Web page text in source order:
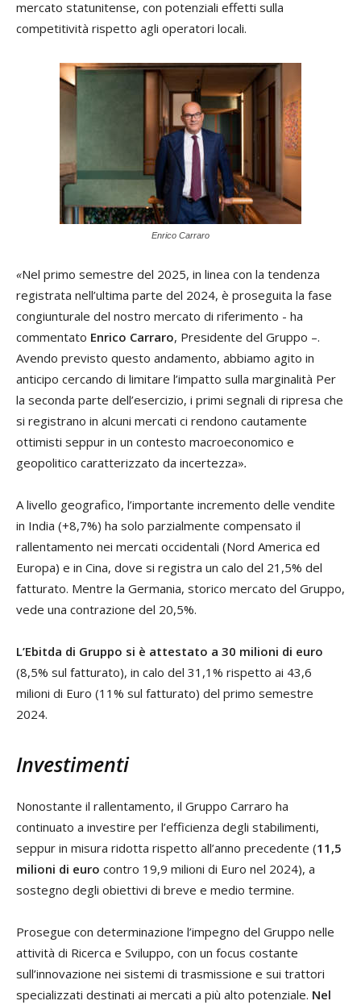
mercato statunitense, con potenziali effetti sulla
competitività rispetto agli operatori locali.
Enrico Carraro
«Nel primo semestre del 2025, in linea con la tendenza
registrata nell’ultima parte del 2024, è proseguita la fase
congiunturale del nostro mercato di riferimento - ha
commentato Enrico Carraro, Presidente del Gruppo –.
Avendo previsto questo andamento, abbiamo agito in
anticipo cercando di limitare l’impatto sulla marginalità Per
la seconda parte dell’esercizio, i primi segnali di ripresa che
si registrano in alcuni mercati ci rendono cautamente
ottimisti seppur in un contesto macroeconomico e
geopolitico caratterizzato da incertezza».
A livello geografico, l’importante incremento delle vendite
in India (+8,7%) ha solo parzialmente compensato il
rallentamento nei mercati occidentali (Nord America ed
Europa) e in Cina, dove si registra un calo del 21,5% del
fatturato. Mentre la Germania, storico mercato del Gruppo,
vede una contrazione del 20,5%.
L’Ebitda di Gruppo si è attestato a 30 milioni di euro
(8,5% sul fatturato), in calo del 31,1% rispetto ai 43,6
milioni di Euro (11% sul fatturato) del primo semestre
2024.
Investimenti
Nonostante il rallentamento, il Gruppo Carraro ha
continuato a investire per l’efficienza degli stabilimenti,
seppur in misura ridotta rispetto all’anno precedente (11,5
milioni di euro contro 19,9 milioni di Euro nel 2024), a
sostegno degli obiettivi di breve e medio termine.
Prosegue con determinazione l’impegno del Gruppo nelle
attività di Ricerca e Sviluppo, con un focus costante
sull’innovazione nei sistemi di trasmissione e sui trattori
specializzati destinati ai mercati a più alto potenziale. Nel